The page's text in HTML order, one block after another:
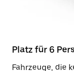
Platz für 6
Fahrzeuge, die